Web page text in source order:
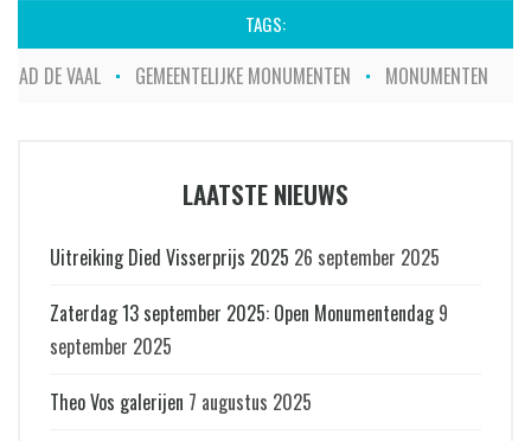
TAGS:
AD DE VAAL GEMEENTELIJKE MONUMENTEN MONUMENTEN
LAATSTE NIEUWS
Uitreiking Died Visserprijs 2025 26 september 2025
Zaterdag 13 september 2025: Open Monumentendag 9
september 2025
Theo Vos galerijen 7 augustus 2025